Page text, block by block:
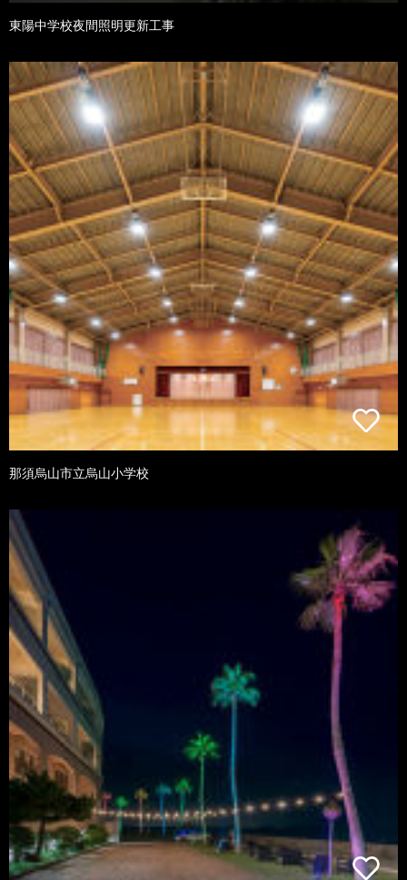
東陽中学校夜間照明更新工事
那須烏山市立烏山小学校